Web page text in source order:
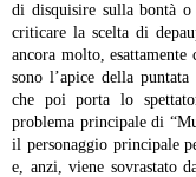
di disquisire sulla bontà
criticare la scelta di
ancora molto, esattamente
sono l’apice della
che poi porta lo
problema principale di
il personaggio principale
e, anzi, viene sovrastato